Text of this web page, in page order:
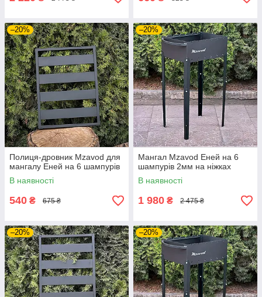
–20%
Полиця-дровник Mzavod для
мангалу Еней на 6 шампурів
В наявності
540 ₴ 675 ₴
–20%
Мангал Mzavod Еней на 6
шампурів 2мм на ніжках
В наявності
1 980 ₴ 2 475 ₴
–20% –20%